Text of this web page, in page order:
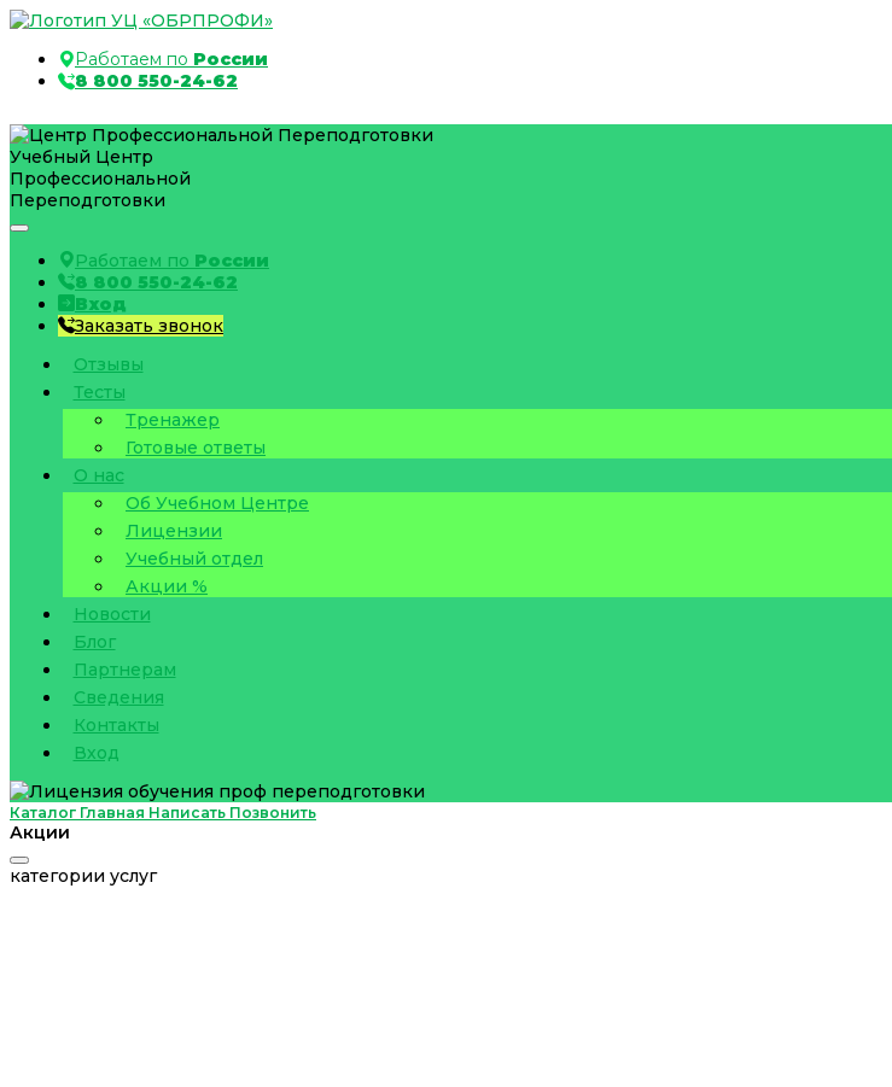
Работаем по России
8 800 550-24-62
Учебный Центр
Профессиональной
Переподготовки
Работаем по России
8 800 550-24-62
Вход
Заказать звонок
Отзывы
Тесты
Тренажер
Готовые ответы
О нас
Об Учебном Центре
Лицензии
Учебный отдел
Акции %
Новости
Блог
Партнерам
Сведения
Контакты
Вход
Каталог Главная Написать Позвонить
Акции
категории услуг